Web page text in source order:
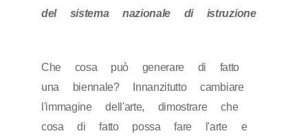
del sistema nazionale di istruzione
Che cosa può generare di fatto
una biennale? Innanzitutto cambiare
l'immagine dell'arte, dimostrare che
cosa di fatto possa fare l'arte e